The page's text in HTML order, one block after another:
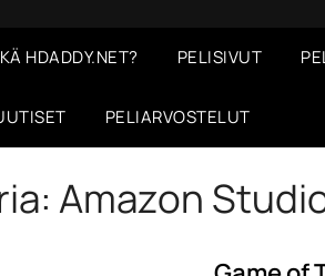
HDADDY.NET? PELISIVUT
PELIARVOSTELUT
Amazon